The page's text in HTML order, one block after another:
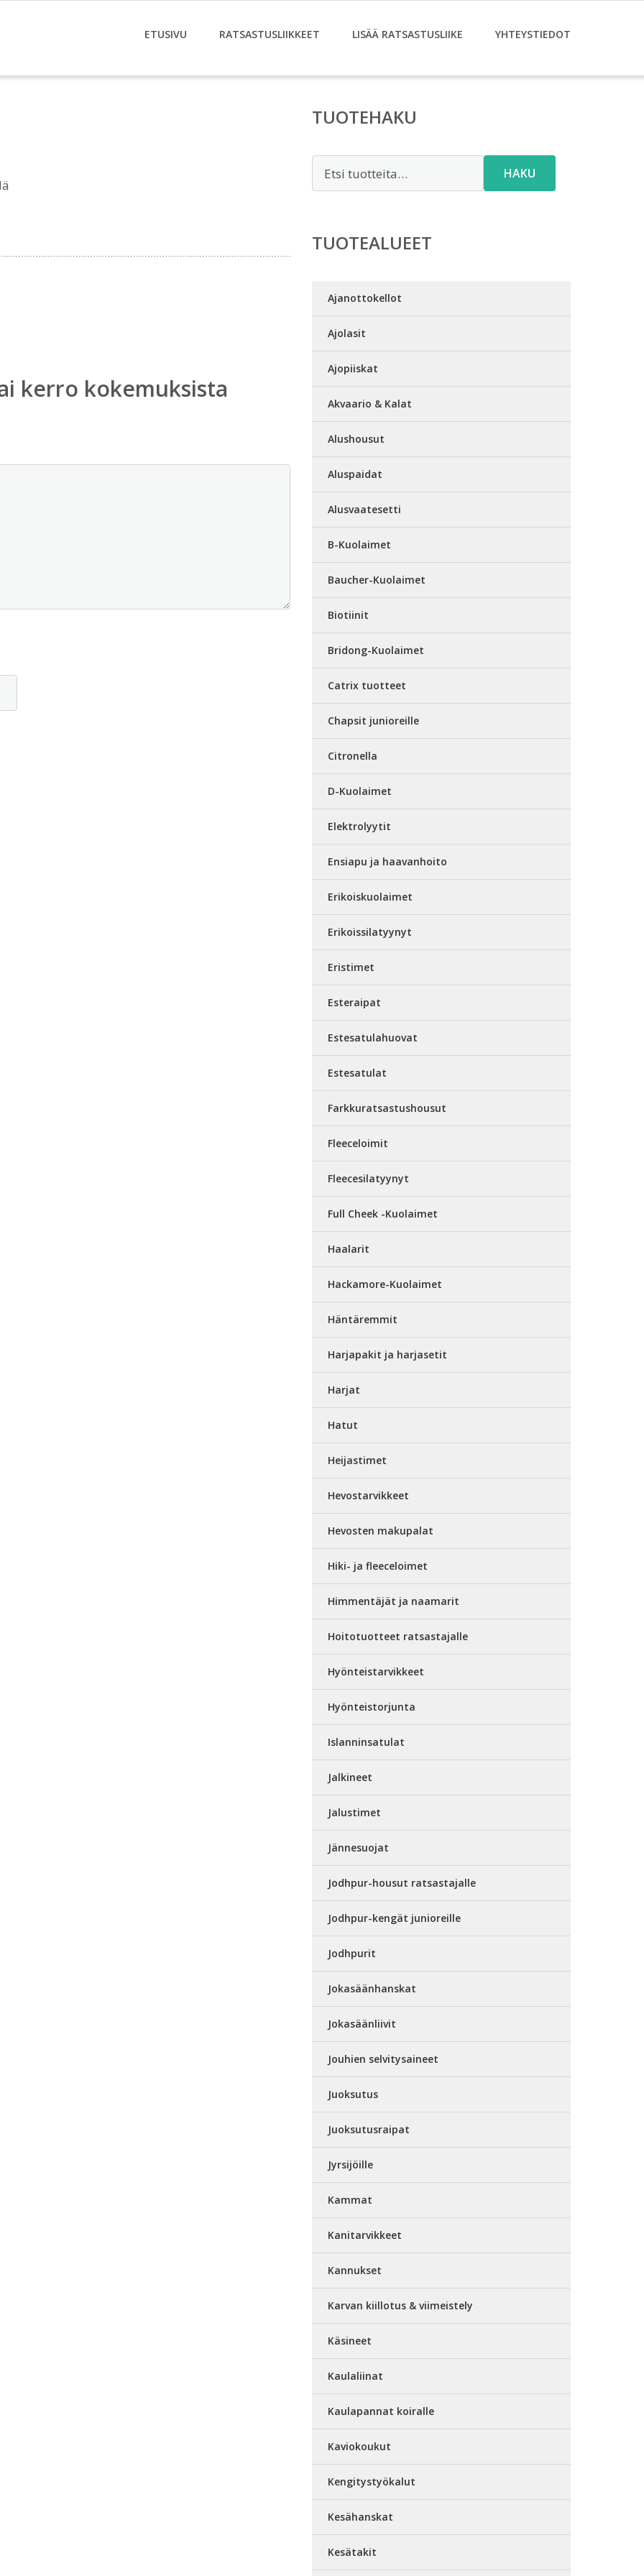
ETUSIVU RATSASTUSLIIKKEET LISÄÄ RATSASTUSLIIKE YHTEYSTIEDOT
kerro kokemuksista
TUOTEHAKU
HAKU
TUOTEALUEET
Ajanottokellot
Ajolasit
Ajopiiskat
Akvaario & Kalat
Alushousut
Aluspaidat
Alusvaatesetti
B-Kuolaimet
Baucher-Kuolaimet
Biotiinit
Bridong-Kuolaimet
Catrix tuotteet
Chapsit junioreille
Citronella
D-Kuolaimet
Elektrolyytit
Ensiapu ja haavanhoito
Erikoiskuolaimet
Erikoissilatyynyt
Eristimet
Esteraipat
Estesatulahuovat
Estesatulat
Farkkuratsastushousut
Fleeceloimit
Fleecesilatyynyt
Full Cheek -Kuolaimet
Haalarit
Hackamore-Kuolaimet
Häntäremmit
Harjapakit ja harjasetit
Harjat
Hatut
Heijastimet
Hevostarvikkeet
Hevosten makupalat
Hiki- ja fleeceloimet
Himmentäjät ja naamarit
Hoitotuotteet ratsastajalle
Hyönteistarvikkeet
Hyönteistorjunta
Islanninsatulat
Jalkineet
Jalustimet
Jännesuojat
Jodhpur-housut ratsastajalle
Jodhpur-kengät junioreille
Jodhpurit
Jokasäänhanskat
Jokasäänliivit
Jouhien selvitysaineet
Juoksutus
Juoksutusraipat
Jyrsijöille
Kammat
Kanitarvikkeet
Kannukset
Karvan kiillotus & viimeistely
Käsineet
Kaulaliinat
Kaulapannat koiralle
Kaviokoukut
Kengitystyökalut
Kesähanskat
Kesätakit